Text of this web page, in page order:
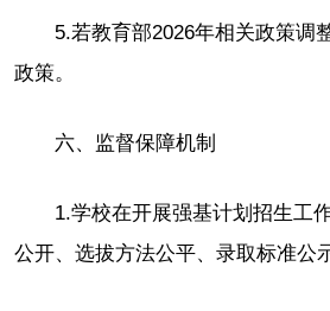
5.若教育部2026年相关政策调
政策。
六、监督保障机制
1.学校在开展强基计划招生工
公开、选拔方法公平、录取标准公